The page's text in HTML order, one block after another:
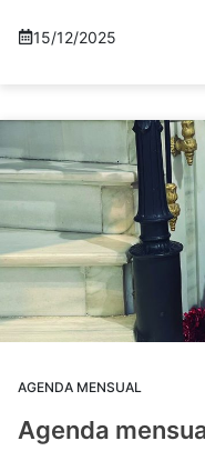
15/12/2025
AGENDA MENSUAL
Agenda